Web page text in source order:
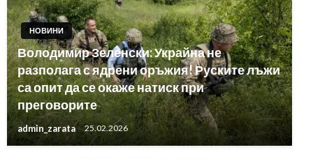
НОВИНИ
Володимир Зеленски: Украйна не
разполага с ядрени оръжия! Руските лъжи
са опит да се окаже натиск при
преговорите
admin_zarata 25.02.2026